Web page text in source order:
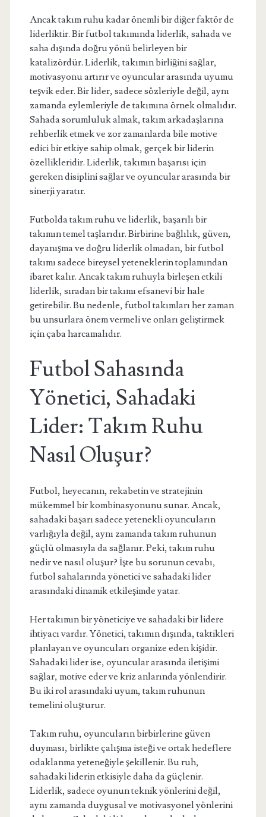
Ancak takım ruhu kadar önemli bir diğer faktör de
liderliktir. Bir futbol takımında liderlik, sahada ve
saha dışında doğru yönü belirleyen bir
katalizördür. Liderlik, takımın birliğini sağlar,
motivasyonu artırır ve oyuncular arasında uyumu
teşvik eder. Bir lider, sadece sözleriyle değil, aynı
zamanda eylemleriyle de takımına örnek olmalıdır.
Sahada sorumluluk almak, takım arkadaşlarına
rehberlik etmek ve zor zamanlarda bile motive
edici bir etkiye sahip olmak, gerçek bir liderin
özellikleridir. Liderlik, takımın başarısı için
gereken disiplini sağlar ve oyuncular arasında bir
sinerji yaratır.
Futbolda takım ruhu ve liderlik, başarılı bir
takımın temel taşlarıdır. Birbirine bağlılık, güven,
dayanışma ve doğru liderlik olmadan, bir futbol
takımı sadece bireysel yeteneklerin toplamından
ibaret kalır. Ancak takım ruhuyla birleşen etkili
liderlik, sıradan bir takımı efsanevi bir hale
getirebilir. Bu nedenle, futbol takımları her zaman
bu unsurlara önem vermeli ve onları geliştirmek
için çaba harcamalıdır.
Futbol Sahasında
Yönetici, Sahadaki
Lider: Takım Ruhu
Nasıl Oluşur?
Futbol, heyecanın, rekabetin ve stratejinin
mükemmel bir kombinasyonunu sunar. Ancak,
sahadaki başarı sadece yetenekli oyuncuların
varlığıyla değil, aynı zamanda takım ruhunun
güçlü olmasıyla da sağlanır. Peki, takım ruhu
nedir ve nasıl oluşur? İşte bu sorunun cevabı,
futbol sahalarında yönetici ve sahadaki lider
arasındaki dinamik etkileşimde yatar.
Her takımın bir yöneticiye ve sahadaki bir lidere
ihtiyacı vardır. Yönetici, takımın dışında, taktikleri
planlayan ve oyuncuları organize eden kişidir.
Sahadaki lider ise, oyuncular arasında iletişimi
sağlar, motive eder ve kriz anlarında yönlendirir.
Bu iki rol arasındaki uyum, takım ruhunun
temelini oluşturur.
Takım ruhu, oyuncuların birbirlerine güven
duyması, birlikte çalışma isteği ve ortak hedeflere
odaklanma yeteneğiyle şekillenir. Bu ruh,
sahadaki liderin etkisiyle daha da güçlenir.
Liderlik, sadece oyunun teknik yönlerini değil,
aynı zamanda duygusal ve motivasyonel yönlerini